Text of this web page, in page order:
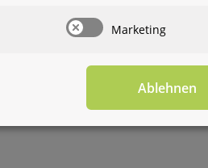
Marketing
Ablehnen